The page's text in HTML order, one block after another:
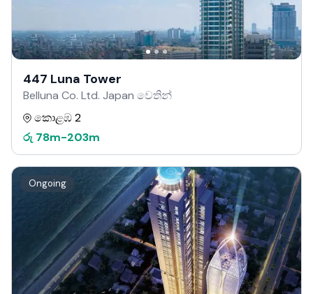
447 Luna Tower
Belluna Co. Ltd. Japan වෙතින්
කොළඹ 2
රු 78m-203m
Ongoing